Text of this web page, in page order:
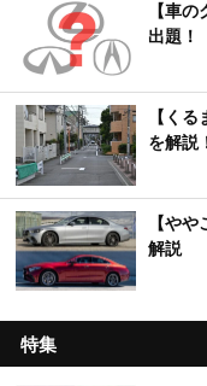
【車
出題！
【く
を解説
【や
解説
特集